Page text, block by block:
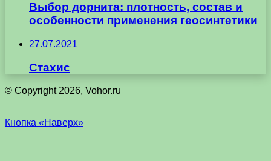
Выбор дорнита: плотность, состав и
особенности применения геосинтетики
27.07.2021
Стахис
© Copyright 2026, Vohor.ru
Кнопка «Наверх»